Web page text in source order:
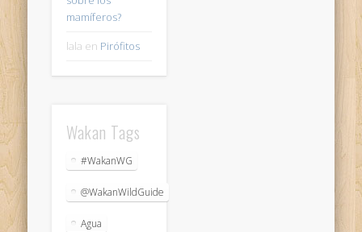
mamíferos?
lala en Pirófitos
Wakan Tags
#WakanWG
@WakanWildGuide
Agua